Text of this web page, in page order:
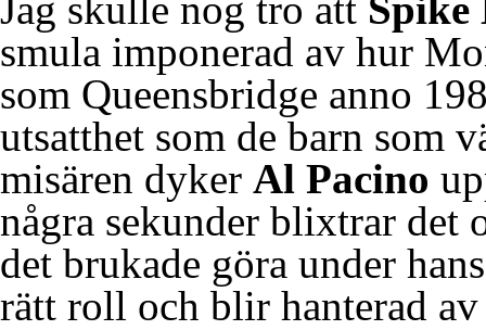
smula imponerad av hur
som Queensbridge anno
utsatthet som de barn som
misären dyker Al Pacino
några sekunder blixtrar det
det brukade göra under
rätt roll och blir hanterad